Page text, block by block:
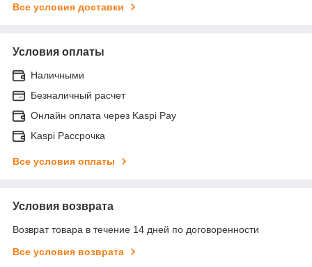
Все условия доставки
Условия оплаты
Наличными
Безналичный расчет
Онлайн оплата через Kaspi Pay
Kaspi Рассрочка
Все условия оплаты
Условия возврата
Возврат товара в течение 14 дней по договоренности
Все условия возврата